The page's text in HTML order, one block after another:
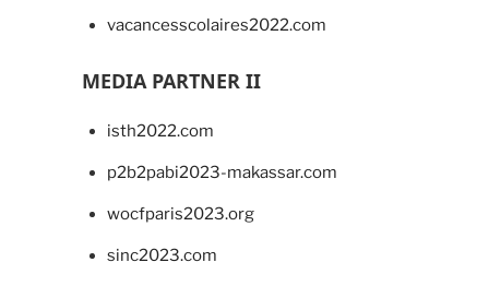
vacancesscolaires2022.com
MEDIA PARTNER II
isth2022.com
p2b2pabi2023-makassar.com
wocfparis2023.org
sinc2023.com